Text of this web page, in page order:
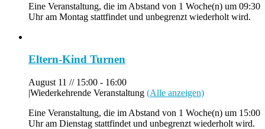
Eine Veranstaltung, die im Abstand von 1 Woche(n) um 09:30
Uhr am Montag stattfindet und unbegrenzt wiederholt wird.
Eltern-Kind Turnen
August 11 // 15:00 - 16:00
|Wiederkehrende Veranstaltung (Alle anzeigen)
Eine Veranstaltung, die im Abstand von 1 Woche(n) um 15:00
Uhr am Dienstag stattfindet und unbegrenzt wiederholt wird.